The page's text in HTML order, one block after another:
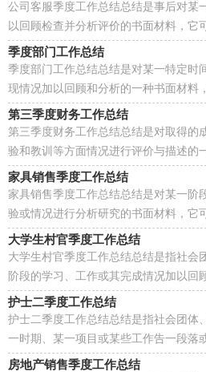
公司客服季度工作总结总结是事后对某
以回顾检查并分析评价的书面材料，它
我们写一份总结吧。总结一般是怎么写
季度部门工作总结
季度部门工作总结总结是对某一特定时
现情况加以回顾和分析的一种书面材料
组织能力，为此要我们写一份总结。你
第三季度财务工作总结
第三季度财务工作总结总结是对取得的
验和教训等方面情况进行评价与描述的
下一阶段的学习和工作生活做指导，我
家具销售季度工作总结
家具销售季度工作总结总结是对某一阶
验或情况进行分析研究的书面材料，它
感性认知上升到全面的、系统的、本质
大学生村官季度工作总结
大学生村官季度工作总结总结是指社会
阶段的学习、工作或其完成情况加以回
律性认识的一种书面材料，写总结有利
护士二季度工作总结
护士二季度工作总结总结是指社会团体
一时期、某一项目或某些工作告一段落
查、分析评价，从而肯定成绩，得到经
房地产销售季度工作总结